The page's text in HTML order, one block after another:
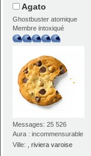
Agato
Ghostbuster atomique
Membre intoxiqué
Messages: 25 526
Aura : incommensurable
Ville: , riviera varoise